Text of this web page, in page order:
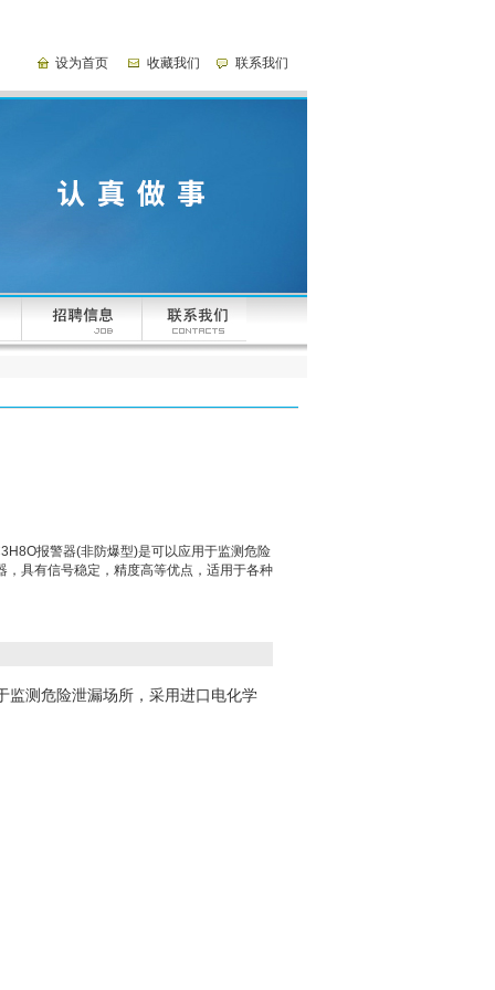
设为首页 收藏我们 联系我们
报警器(非防爆型)是可以应用于监测危险
，具有信号稳定，精度高等优点，适用于各种
测危险泄漏场所，采用进口电化学